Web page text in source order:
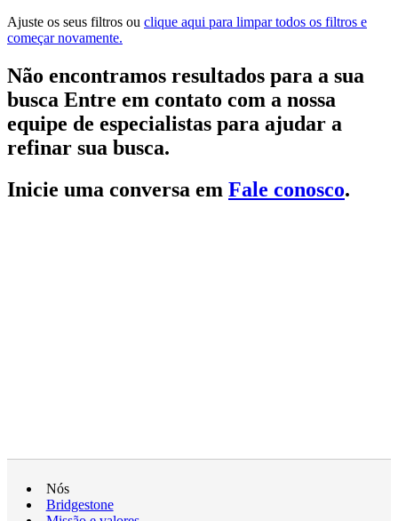
Ajuste os seus filtros ou clique aqui para limpar todos os filtros e
começar novamente.
Não encontramos resultados para a sua
busca Entre em contato com a nossa
equipe de especialistas para ajudar a
refinar sua busca.
Inicie uma conversa em Fale conosco.
Nós
Bridgestone